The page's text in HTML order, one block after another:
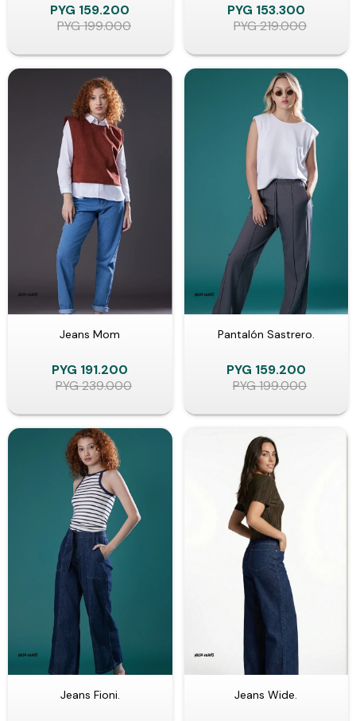
PYG 159.200
PYG199.000
PYG 153.300
PYG219.000
Jeans Mom
PYG 191.200
PYG239.000
Pantalón Sastrero.
PYG 159.200
PYG199.000
Jeans Fioni. Jeans Wide.